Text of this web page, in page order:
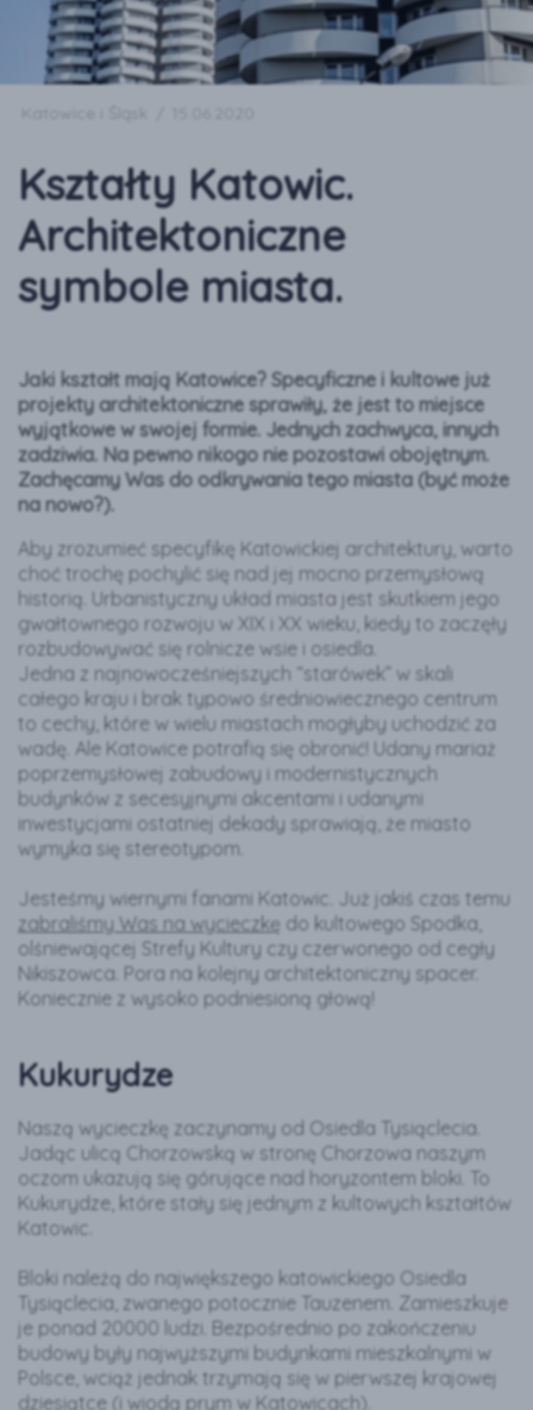
Kształty Katowic.
Architektoniczne
symbole miasta.
Jaki kształt mają Katowice? Specyficzne i kultowe już
projekty architektoniczne sprawiły, że jest to miejsce
wyjątkowe w swojej formie. Jednych zachwyca, innych
zadziwia. Na pewno nikogo nie pozostawi obojętnym.
Zachęcamy Was do odkrywania tego miasta (być może
na nowo?).
Aby zrozumieć specyfikę Katowickiej architektury, warto
choć trochę pochylić się nad jej mocno przemysłową
historią. Urbanistyczny układ miasta jest skutkiem jego
gwałtownego rozwoju w XIX i XX wieku, kiedy to zaczęły
rozbudowywać się rolnicze wsie i osiedla.
Jedna z najnowocześniejszych “starówek” w skali
całego kraju i brak typowo średniowiecznego centrum
to cechy, które w wielu miastach mogłyby uchodzić za
wadę. Ale Katowice potrafią się obronić! Udany mariaż
poprzemysłowej zabudowy i modernistycznych
budynków z secesyjnymi akcentami i udanymi
inwestycjami ostatniej dekady sprawiają, że miasto
wymyka się stereotypom.
Jesteśmy wiernymi fanami Katowic. Już jakiś czas temu
zabraliśmy Was na wycieczkę do kultowego Spodka,
olśniewającej Strefy Kultury czy czerwonego od cegły
Nikiszowca. Pora na kolejny architektoniczny spacer.
Koniecznie z wysoko podniesioną głową!
Kukurydze
Naszą wycieczkę zaczynamy od Osiedla Tysiąclecia.
Jadąc ulicą Chorzowską w stronę Chorzowa naszym
oczom ukazują się górujące nad horyzontem bloki. To
Kukurydze, które stały się jednym z kultowych kształtów
Katowic.
Bloki należą do największego katowickiego Osiedla
Tysiąclecia, zwanego potocznie Tauzenem. Zamieszkuje
je ponad 20000 ludzi. Bezpośrednio po zakończeniu
budowy były najwyższymi budynkami mieszkalnymi w
Polsce, wciąż jednak trzymają się w pierwszej krajowej
dziesiątce (i wiodą prym w Katowicach).